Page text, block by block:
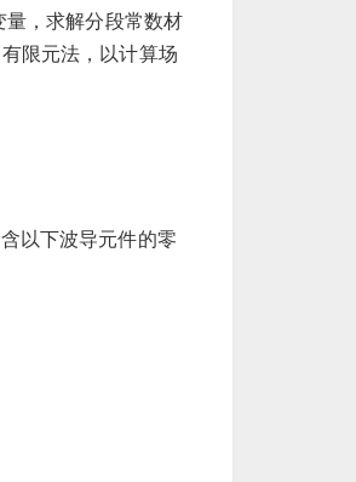
量，求解分段常数材
限元法，以计算场
以下波导元件的零